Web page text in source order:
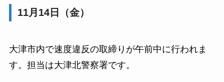
11月14日（金）
大津市内で速度違反の取締りが午前中に行われま
す。担当は大津北警察署です。